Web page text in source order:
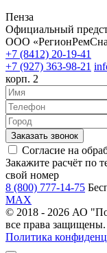
Пенза
Официальный
ООО
+7 (8412) 20-19-41
+7 (927) 363-98-21
корп. 2
Согласие на
Закажите расчёт по
свой номер
8 (800) 777-14-75
MAX
© 2018 - 2026 АО
все права защищены.
Политика